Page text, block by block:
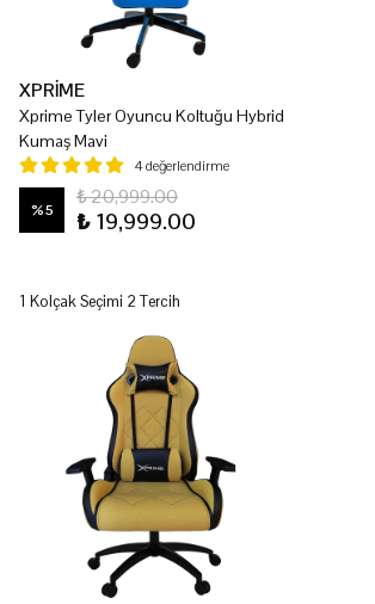
XPRİME
Xprime Tyler Oyuncu Koltuğu Hybrid
Kumaş Mavi
4 değerlendirme
%5
₺ 20,999.00
₺ 19,999.00
1 Kolçak Seçimi 2 Tercih